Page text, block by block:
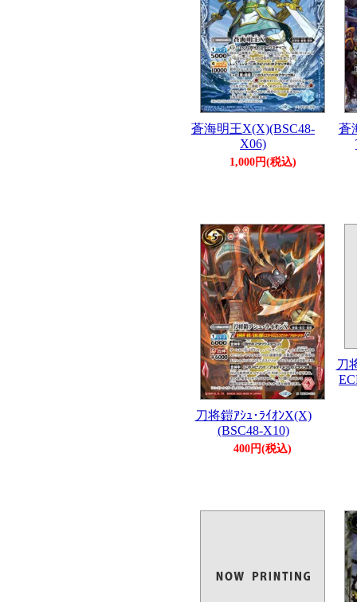
蒼海明王X(X)(BSC48-
X06)
1,000円(税込)
蒼
刀将鎧ｱｼｭ･ﾗｲｵﾝX(X)
(BSC48-X10)
400円(税込)
刀